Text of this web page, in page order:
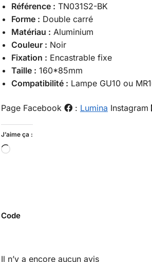
Référence : TN031S2-BK
Forme : Double carré
Matériau : Aluminium
Couleur : Noir
Fixation : Encastrable fixe
Taille : 160*85mm
Compatibilité : Lampe GU10 ou
Page Facebook : Lumina Instagram
J’aime ça :
Code
Il n’y a encore aucun avis